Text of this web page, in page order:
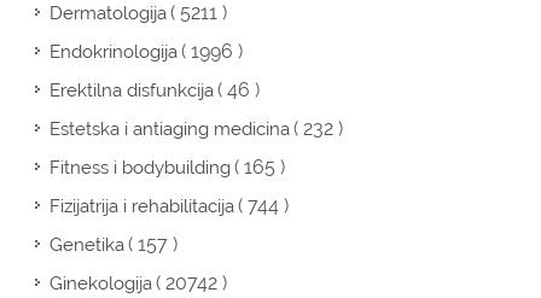
Dermatologija( 5211 )
Endokrinologija( 1996 )
Erektilna disfunkcija( 46 )
Estetska i antiaging medicina( 232 )
Fitness i bodybuilding( 165 )
Fizijatrija i rehabilitacija( 744 )
Genetika( 157 )
Ginekologija( 20742 )